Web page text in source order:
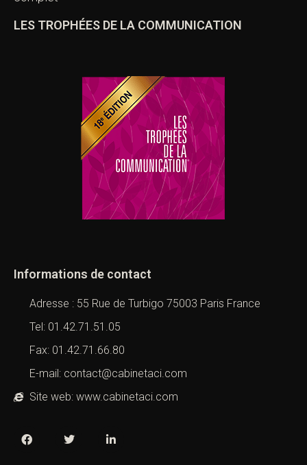
LES TROPHÉES DE LA COMMUNICATION
Informations de contact
Adresse : 55 Rue de Turbigo 75003 Paris France
Tel: 01.42.71.51.05
Fax: 01.42.71.66.80
E-mail: contact@cabinetaci.com
Site web: www.cabinetaci.com